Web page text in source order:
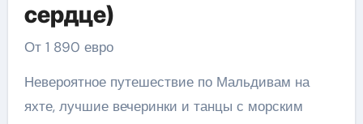
сердце)
От 1 890 евро
Невероятное путешествие по Мальдивам на
яхте, лучшие вечеринки и танцы с морским